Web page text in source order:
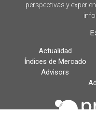
perspectivas y
Actualidad
Índices de Mercado
Advisors